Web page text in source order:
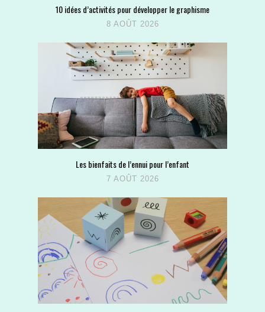
10 idées d’activités pour développer le graphisme
8 AOÛT 2026
Les bienfaits de l’ennui pour l’enfant
7 AOÛT 2026